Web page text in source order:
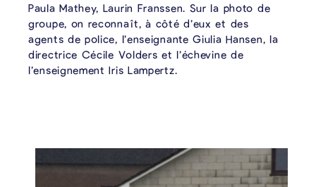
Paula Mathey, Laurin Franssen. Sur la photo de
groupe, on reconnaît, à côté d’eux et des
agents de police, l’enseignante Giulia Hansen, la
directrice Cécile Volders et l’échevine de
l’enseignement Iris Lampertz.